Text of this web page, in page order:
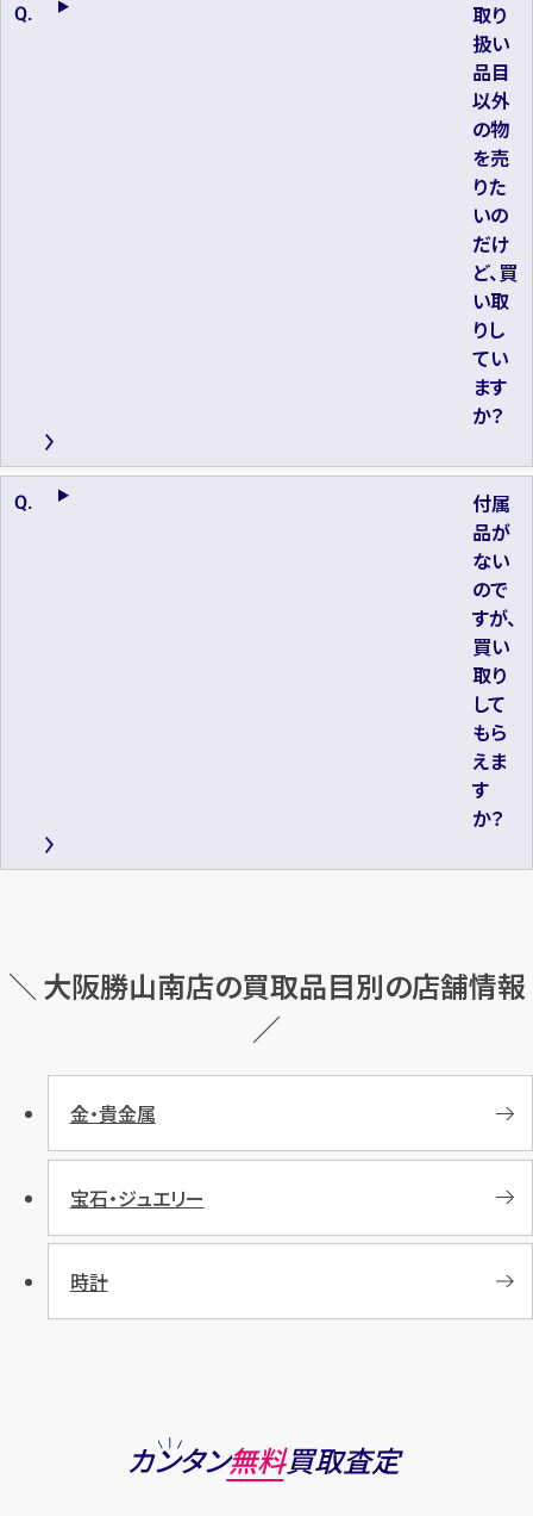
取り
扱い
品目
以外
の物
を売
りた
いの
だけ
ど、買
い取
りし
てい
ます
か？
付属
品が
ない
ので
すが、
買い
取り
して
もら
えま
す
か？
＼ 大阪勝山南店の買取品目別の店舗情報
／
金・貴金属
宝石・ジュエリー
時計
カンタン無料買取査定